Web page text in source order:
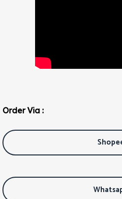
Order Via :